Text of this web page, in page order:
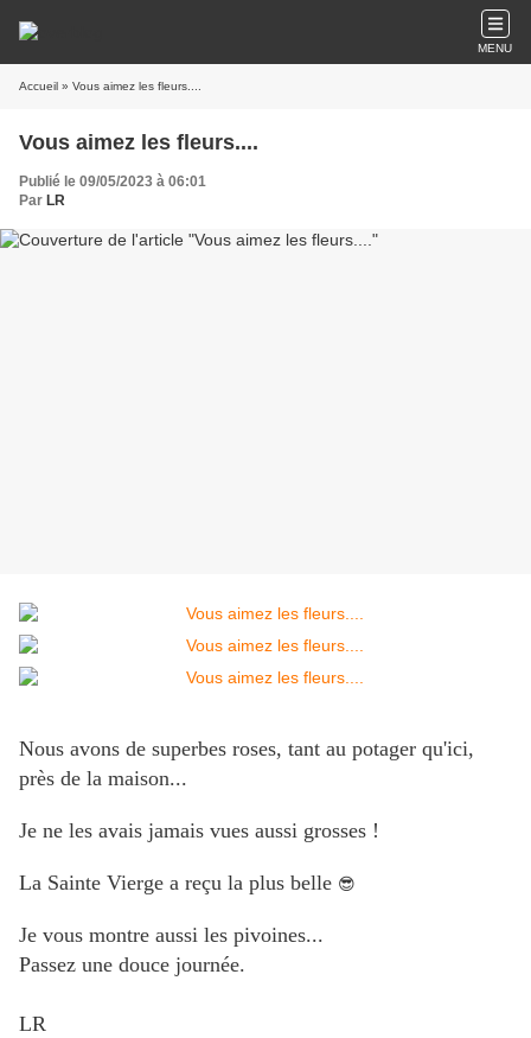
MENU
Accueil » Vous aimez les fleurs....
Vous aimez les fleurs....
Publié le 09/05/2023 à 06:01
Par LR
Nous avons de superbes roses, tant au potager qu'ici,
près de la maison...
Je ne les avais jamais vues aussi grosses !
La Sainte Vierge a reçu la plus belle 😎
Je vous montre aussi les pivoines...
Passez une douce journée.
LR